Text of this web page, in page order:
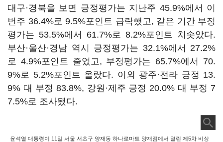
대구·경북을 보면 긍정평가는 지난주 45.9%에서 이
번주 36.4%로 9.5%포인트 급락했고, 같은 기간 부정
평가는 53.5%에서 61.7%로 8.2%포인트 치솟았다.
부산·울산·경남 역시 긍정평가는 32.1%에서 27.2%
로 4.9%포인트 줄었고, 부정평가는 65.7%에서 70.
9%로 5.2%포인트 올랐다. 이외 광주·전라 긍정 13.
9% 대 부정 83.8%, 강원·제주 긍정 20.0% 대 부정 7
7.5%로 조사됐다.
윤석열 대통령이 11일 서울 서초구 양재동 하나로마트 양재점에서 열린 제5차 비상